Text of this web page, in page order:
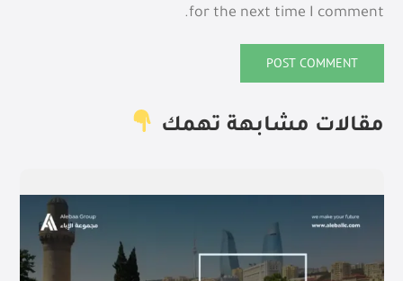
for the next time I comment.
مقالات مشابهة تهمك